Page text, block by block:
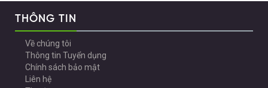
THÔNG TIN
Về chúng tôi
Thông tin Tuyển dụng
Chính sách bảo mật
Liên hệ